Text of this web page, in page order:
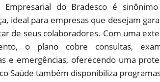
Empresarial do Bradesco é
ideal para empresas que desejam
de seus colaboradores. Com uma
o plano cobre consultas,
e emergências, oferecendo uma
Saúde também disponibiliza